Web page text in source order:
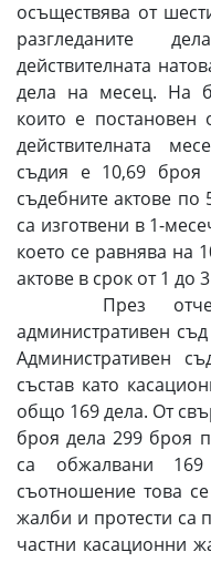
осъществява от
разгледаните
действителната
дела на месец. На
които е постановен
действителната
съдия е 10,69 броя
съдебните актове
са изготвени в 1-
което се равнява на
актове в срок от 1 до
През
административен
Административен
състав като
общо 169 дела. От
броя дела 299 броя
са обжалвани
съотношение това
жалби и протести са
частни касационни